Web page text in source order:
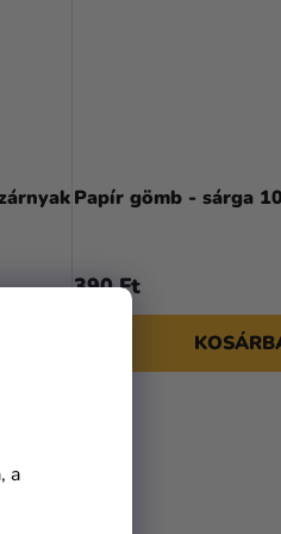
a
Papír gömb - sárga
390 Ft